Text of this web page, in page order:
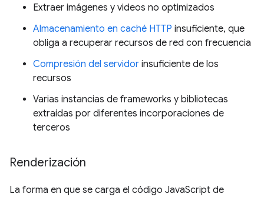
Extraer imágenes y videos no optimizados
Almacenamiento en caché HTTP insuficiente, que
obliga a recuperar recursos de red con frecuencia
Compresión del servidor insuficiente de los
recursos
Varias instancias de frameworks y bibliotecas
extraídas por diferentes incorporaciones de
terceros
Renderización
La forma en que se carga el código JavaScript de